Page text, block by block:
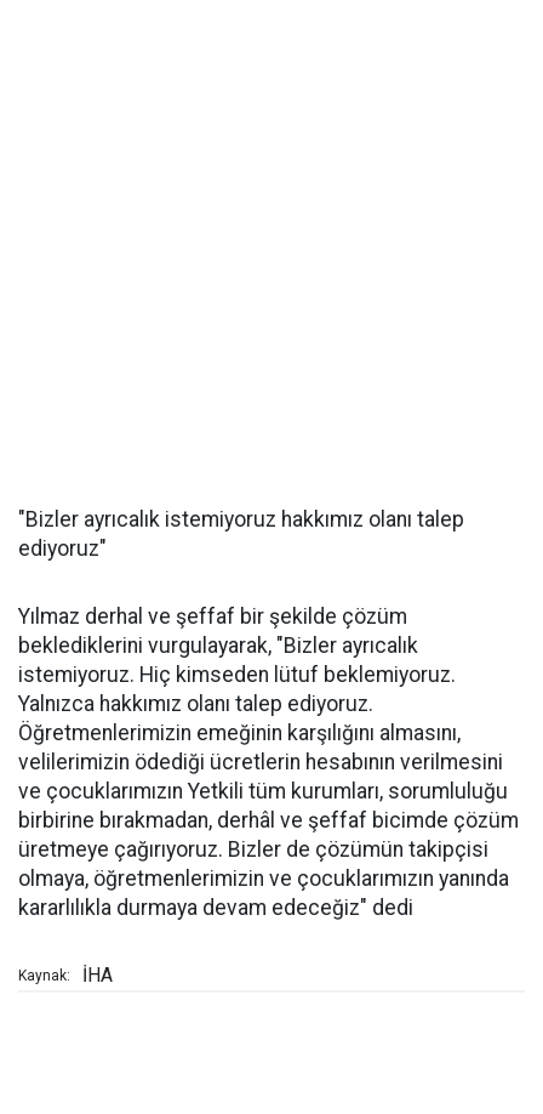
"Bizler ayrıcalık istemiyoruz hakkımız olanı talep
ediyoruz"
Yılmaz derhal ve şeffaf bir şekilde çözüm
beklediklerini vurgulayarak, "Bizler ayrıcalık
istemiyoruz. Hiç kimseden lütuf beklemiyoruz.
Yalnızca hakkımız olanı talep ediyoruz.
Öğretmenlerimizin emeğinin karşılığını almasını,
velilerimizin ödediği ücretlerin hesabının verilmesini
ve çocuklarımızın Yetkili tüm kurumları, sorumluluğu
birbirine bırakmadan, derhâl ve şeffaf bicimde çözüm
üretmeye çağırıyoruz. Bizler de çözümün takipçisi
olmaya, öğretmenlerimizin ve çocuklarımızın yanında
kararlılıkla durmaya devam edeceğiz" dedi
Kaynak: İHA